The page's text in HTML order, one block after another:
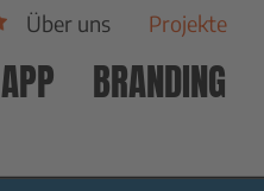
Über uns Projekte
APP BRANDING